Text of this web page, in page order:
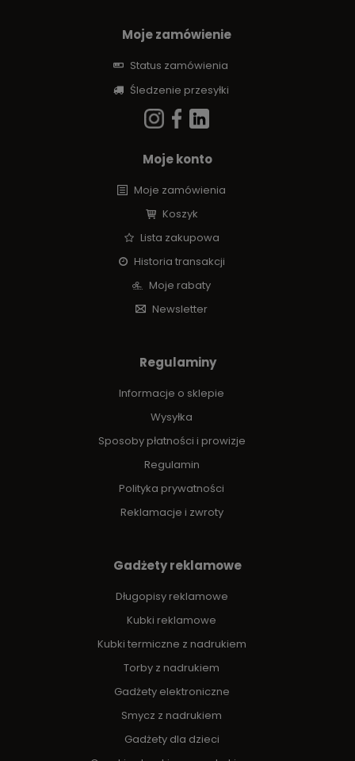
Moje zamówienie
Status zamówienia
Śledzenie przesyłki
Moje konto
Moje zamówienia
Koszyk
Lista zakupowa
Historia transakcji
Moje rabaty
Newsletter
Regulaminy
Informacje o sklepie
Wysyłka
Sposoby płatności i prowizje
Regulamin
Polityka prywatności
Reklamacje i zwroty
Gadżety reklamowe
Długopisy reklamowe
Kubki reklamowe
Kubki termiczne z nadrukiem
Torby z nadrukiem
Gadżety elektroniczne
Smycz z nadrukiem
Gadżety dla dzieci